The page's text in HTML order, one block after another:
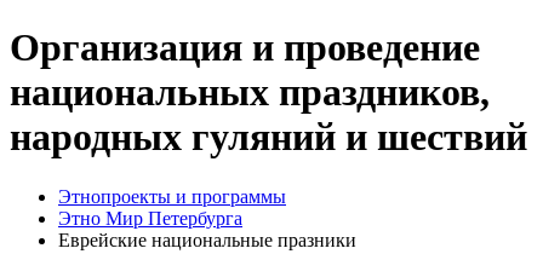
Организация и проведение
национальных праздников,
народных гуляний и шествий
Этнопроекты и программы
Этно Мир Петербурга
Еврейские национальные празники